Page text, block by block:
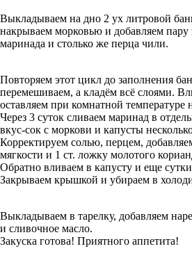
Выкладываем на дно 2 ух литровой
накрываем морковью и добавляем пару
маринада и столько же перца чили.
Повторяем этот цикл до заполнения
перемешиваем, а кладём всё слоями.
оставляем при комнатной температуре
Через 3 суток сливаем маринад в
вкус-сок с моркови и капусты
Корректируем солью, перцем,
мягкости и 1 ст. ложку молотого
Обратно вливаем в капусту и еще
Закрываем крышкой и убираем в
Выкладываем в тарелку, добавляем
и сливочное масло.
Закуска готова! Приятного аппетита!